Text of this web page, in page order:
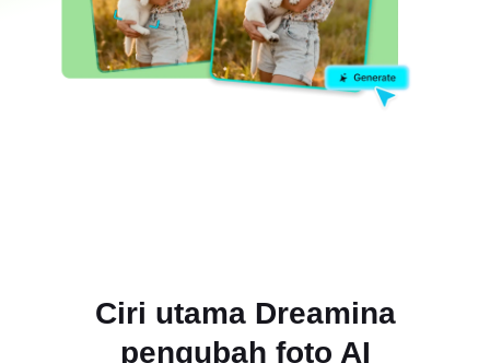
Ciri utama Dreamina
pengubah foto AI